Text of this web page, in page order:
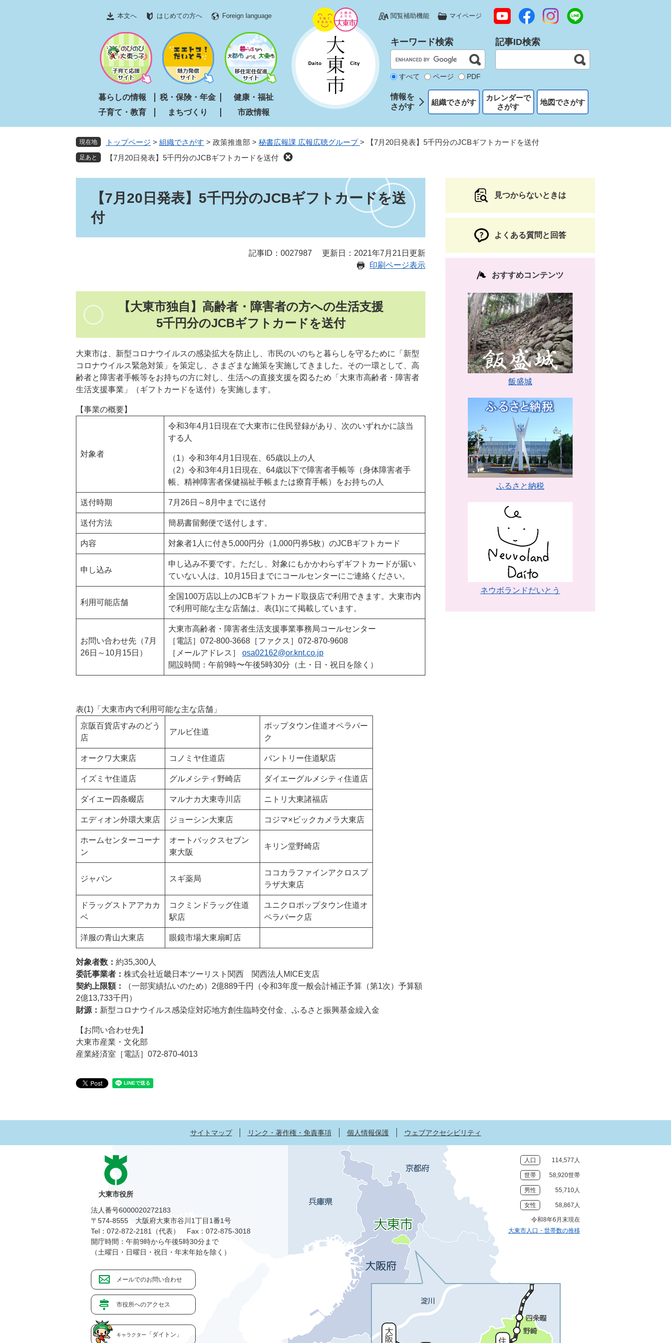
文
本文へ はじめての方へ Foreign language 閲覧補助機能 マイページ
暮らしの情報 税・保険・年金
健康・福祉
子育て・教育
まちづくり 市政情報
キーワード検索
すべて ページ PDF
記事ID検索
情報を
さがす
組織でさがす
カレンダーで
さがす
地図でさがす
現在地 トップページ > 組織でさがす > 政策推進部 > 秘書広報課 広報広聴グループ>
【7月20日発表】5千円分のJCBギフトカードを送付
【7月20日発表】5千円分のJCBギフトカードを送付
【7月20日発表】5千円分のJCBギフトカードを送
付
記事ID：0027987
更新日：2021年7月21日更新
印刷ページ表示
【大東市独自】高齢者・障害者の方への生活支援
5千円分のJCBギフトカードを送付
大東市は、新型コロナウイルスの感染拡大を防止し、市民のいのちと暮らしを守るために「新型
コロナウイルス緊急対策」を策定し、さまざまな施策を実施してきました。その一環として、高
齢者と障害者手帳等をお持ちの方に対し、生活への直接支援を図るため「大東市高齢者・障害者
生活支援事業」（ギフトカードを送付）を実施します。
【事業の概要】
対象者
令和3年4月1日現在で大東市に住民登録があり、次のいずれかに該当
する人
（1）令和3年4月1日現在、65歳以上の人
（2）令和3年4月1日現在、64歳以下で障害者手帳等（身体障害者手
帳、精神障害者保健福祉手帳または療育手帳）をお持ちの人
送付時期 7月26日～8月中までに送付
送付方法 簡易書留郵便で送付します。
内容 対象者1人に付き5,000円分（1,000円券5枚）のJCBギフトカード
申し込み
申し込み不要です。ただし、対象にもかかわらずギフトカードが届い
ていない人は、10月15日までにコールセンターにご連絡ください。
利用可能店舗
全国100万店以上のJCBギフトカード取扱店で利用できます。大東市内
で利用可能な主な店舗は、表(1)にて掲載しています。
お問い合わせ先（7月
26日～10月15日）
大東市高齢者・障害者生活支援事業事務局コールセンター
［電話］072-800-3668［ファクス］072-870-9608
［ メールアドレス ］ osa02162@or.knt.co.jp
開設時間：午前9時〜午後5時30分（土・日・祝日を除く）
表(1)「大東市内で利用可能な主な店舗」
京阪百貨店すみのどう
店
アルビ住道
ポップタウン住道オペラパー
ク
オークワ大東店 コノミヤ住道店 パントリー住道駅店
イズミヤ住道店 グルメシティ野崎店 ダイエーグルメシティ住道店
ダイエー四条畷店 マルナカ大東寺川店 ニトリ大東諸福店
エディオン外環大東店 ジョーシン大東店 コジマ×ビックカメラ大東店
ホームセンターコーナ
ン
オートバックスセブン
東大阪
キリン堂野崎店
ジャパン スギ薬局
ココカラファインアクロスプ
ラザ大東店
ドラッグストアアカカ
ベ
コクミンドラッグ住道
駅店
ユニクロポップタウン住道オ
ペラパーク店
洋服の青山大東店 眼鏡市場大東扇町店
対象者数： 約35,300人
委託事業者： 株式会社近畿日本ツーリスト関西 関西法人MICE支店
契約上限額：
（一部実績払いのため）2億889千円（令和3年度一般会計補正予算（第1次）予算額
2億13,733千円）
財源： 新型コロナウイルス感染症対応地方創生臨時交付金、ふるさと振興基金繰入金
【お問い合わせ先】
大東市産業・文化部
産業経済室［電話］072-870-4013
見つからないときは
よくある質問と回答
おすすめコンテンツ
飯盛城
ふるさと納税
ネウボランドだいとう
サイトマップ リンク・著作権・免責事項 個人情報保護 ウェブアクセシビリティ
人口 114,577人
世帯 58,920世帯
男性 55,710人
女性 58,867人
令和8年6月末現在
大東市人口・世帯数の推移
大東市役所
法人番号6000020272183
〒574-8555 大阪府大東市谷川1丁目1番1号
Tel：072-872-2181（代表）
Fax：072-875-3018
開庁時間：午前9時から午後5時30分まで
（土曜日・日曜日・祝日・年末年始を除く）
メールでのお問い合わせ
市役所へのアクセス
キャラクター 「ダイトン」